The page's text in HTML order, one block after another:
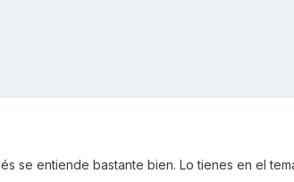
se entiende bastante bien. Lo tienes en el